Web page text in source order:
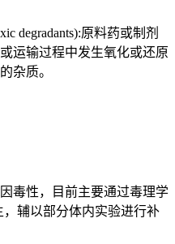
原料药或制剂
运输过程中发生氧化或还原
杂质。
性，目前主要通过毒理学
辅以部分体内实验进行补